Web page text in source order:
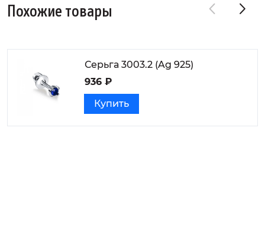
Похожие товары
Серьга 3003.2 (Ag 925)
936 ₽
Купить